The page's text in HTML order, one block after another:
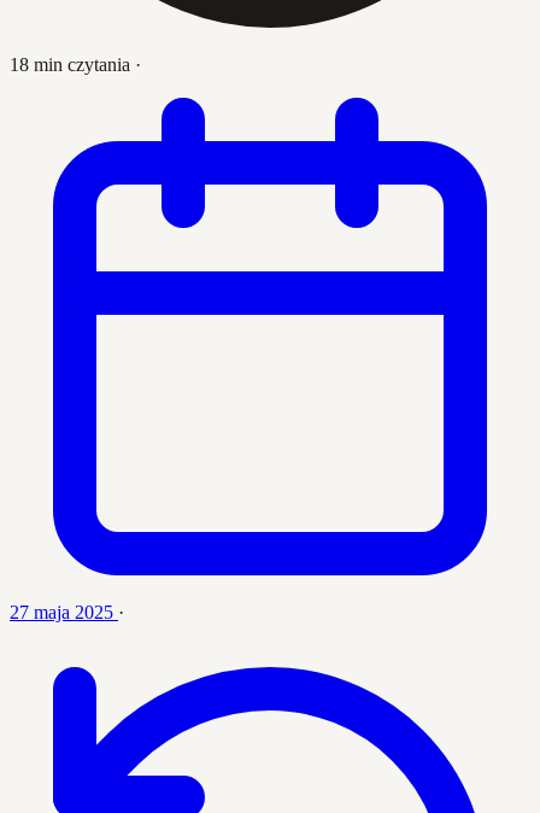
18 min czytania ·
27 maja 2025 ·